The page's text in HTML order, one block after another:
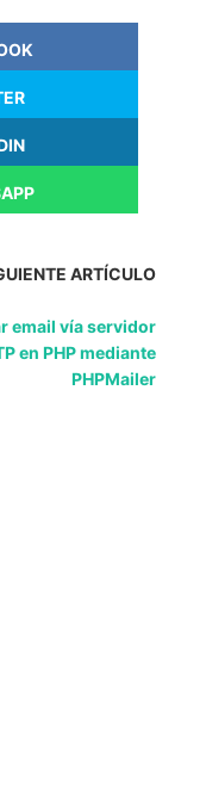
ARTÍCULO
email vía servidor
en PHP mediante
PHPMailer